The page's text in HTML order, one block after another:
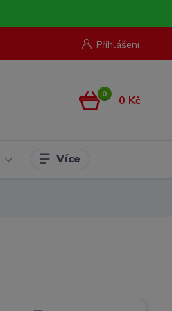
Přihlášení
0 0 Kč
Více